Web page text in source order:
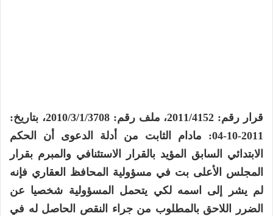
قرار رقم: 2011/4152، ملف رقم: 2010/3/1/3708، بتاريخ:
2011-10-04: مادام الثابت من أدلة الدعوى أن الحكم
الابتدائي السابق المؤيد بالقرار الاستئنافي والمبرم بقرار
المجلس الأعلى بت في مسؤولية المحافظ العقاري فإنه
لم يشر إلى اسمه لكي يتحمل المسؤولية شخصيا عن
الضرر اللاحق بالمطلوب من جراء النقص الحاصل له في